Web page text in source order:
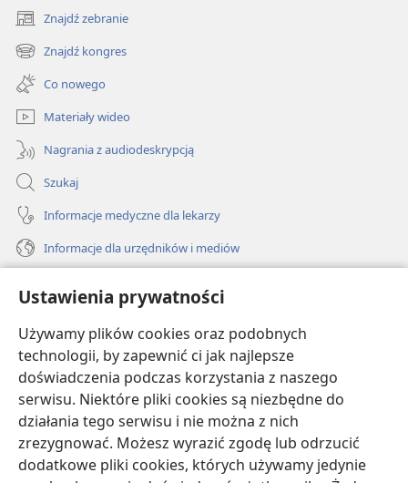
Ustawienia prywatności
Używamy plików cookies oraz podobnych
technologii, by zapewnić ci jak najlepsze
doświadczenia podczas korzystania z naszego
serwisu. Niektóre pliki cookies są niezbędne do
działania tego serwisu i nie można z nich
zrezygnować. Możesz wyrazić zgodę lub odrzucić
dodatkowe pliki cookies, których używamy jedynie
Znajdź zebranie
(opens
new
window)
Znajdź kongres
(opens
new
window)
Co nowego
Materiały wideo
Nagrania z audiodeskrypcją
Szukaj
Informacje medyczne dla lekarzy
Informacje dla urzędników i mediów
Darowizny
(opens
new
window)BIBLIOTEKA INTERNETOWA Strażnicy
(opens
new
window)JW Hub
(opens
new
window)JW Library